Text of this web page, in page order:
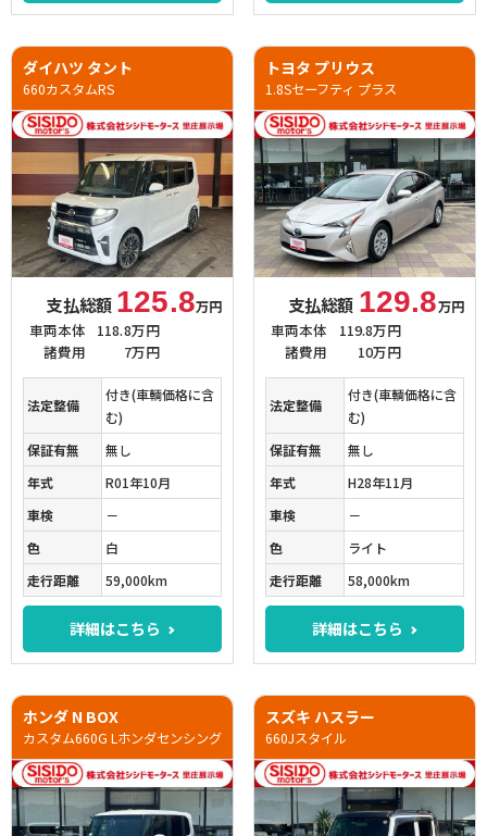
ダイハツ タント
660カスタムRS
支払総額 125.8万円
車両本体
118.8万円
諸費用
7万円
法定整備
付き(車輌価格に含
む)
保証有無
無し
年式
R01年10月
車検
－
色
白
走行距離
59,000km
詳細はこちら
トヨタ プリウス
1.8Sセーフティ プラス
支払総額 129.8万円
車両本体
119.8万円
諸費用
10万円
法定整備
付き(車輌価格に含
む)
保証有無
無し
年式
H28年11月
車検
－
色
ライト
走行距離
58,000km
詳細はこちら
ホンダ N BOX
カスタム660G Lホンダセンシング
スズキ ハスラー
660Jスタイル